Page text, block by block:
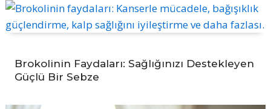
Brokolinin Faydaları: Sağlığınızı Destekleyen
Güçlü Bir Sebze